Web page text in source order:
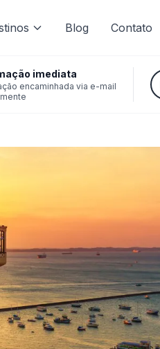
Blog Contato
imediata
encaminhada via e-mail